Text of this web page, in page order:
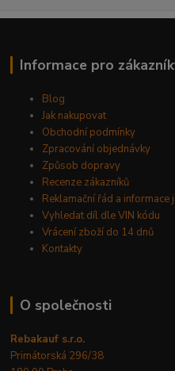
Informace pro
Blog
Jak nakupovat
Obchodní podmínky
Zpracování objednávky
Způsob dopravy
Recenze zákazníků
Reklamační řád a
Vyhledat díl dle VIN kódu
Vrácení zboží do 14 dnů
Kontakty
O společnosti
Rebakauf s.r.o.
Primátorská 296/38